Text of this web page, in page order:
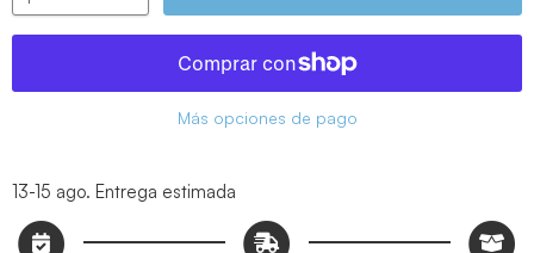
Más opciones de pago
13-15 ago. Entrega estimada